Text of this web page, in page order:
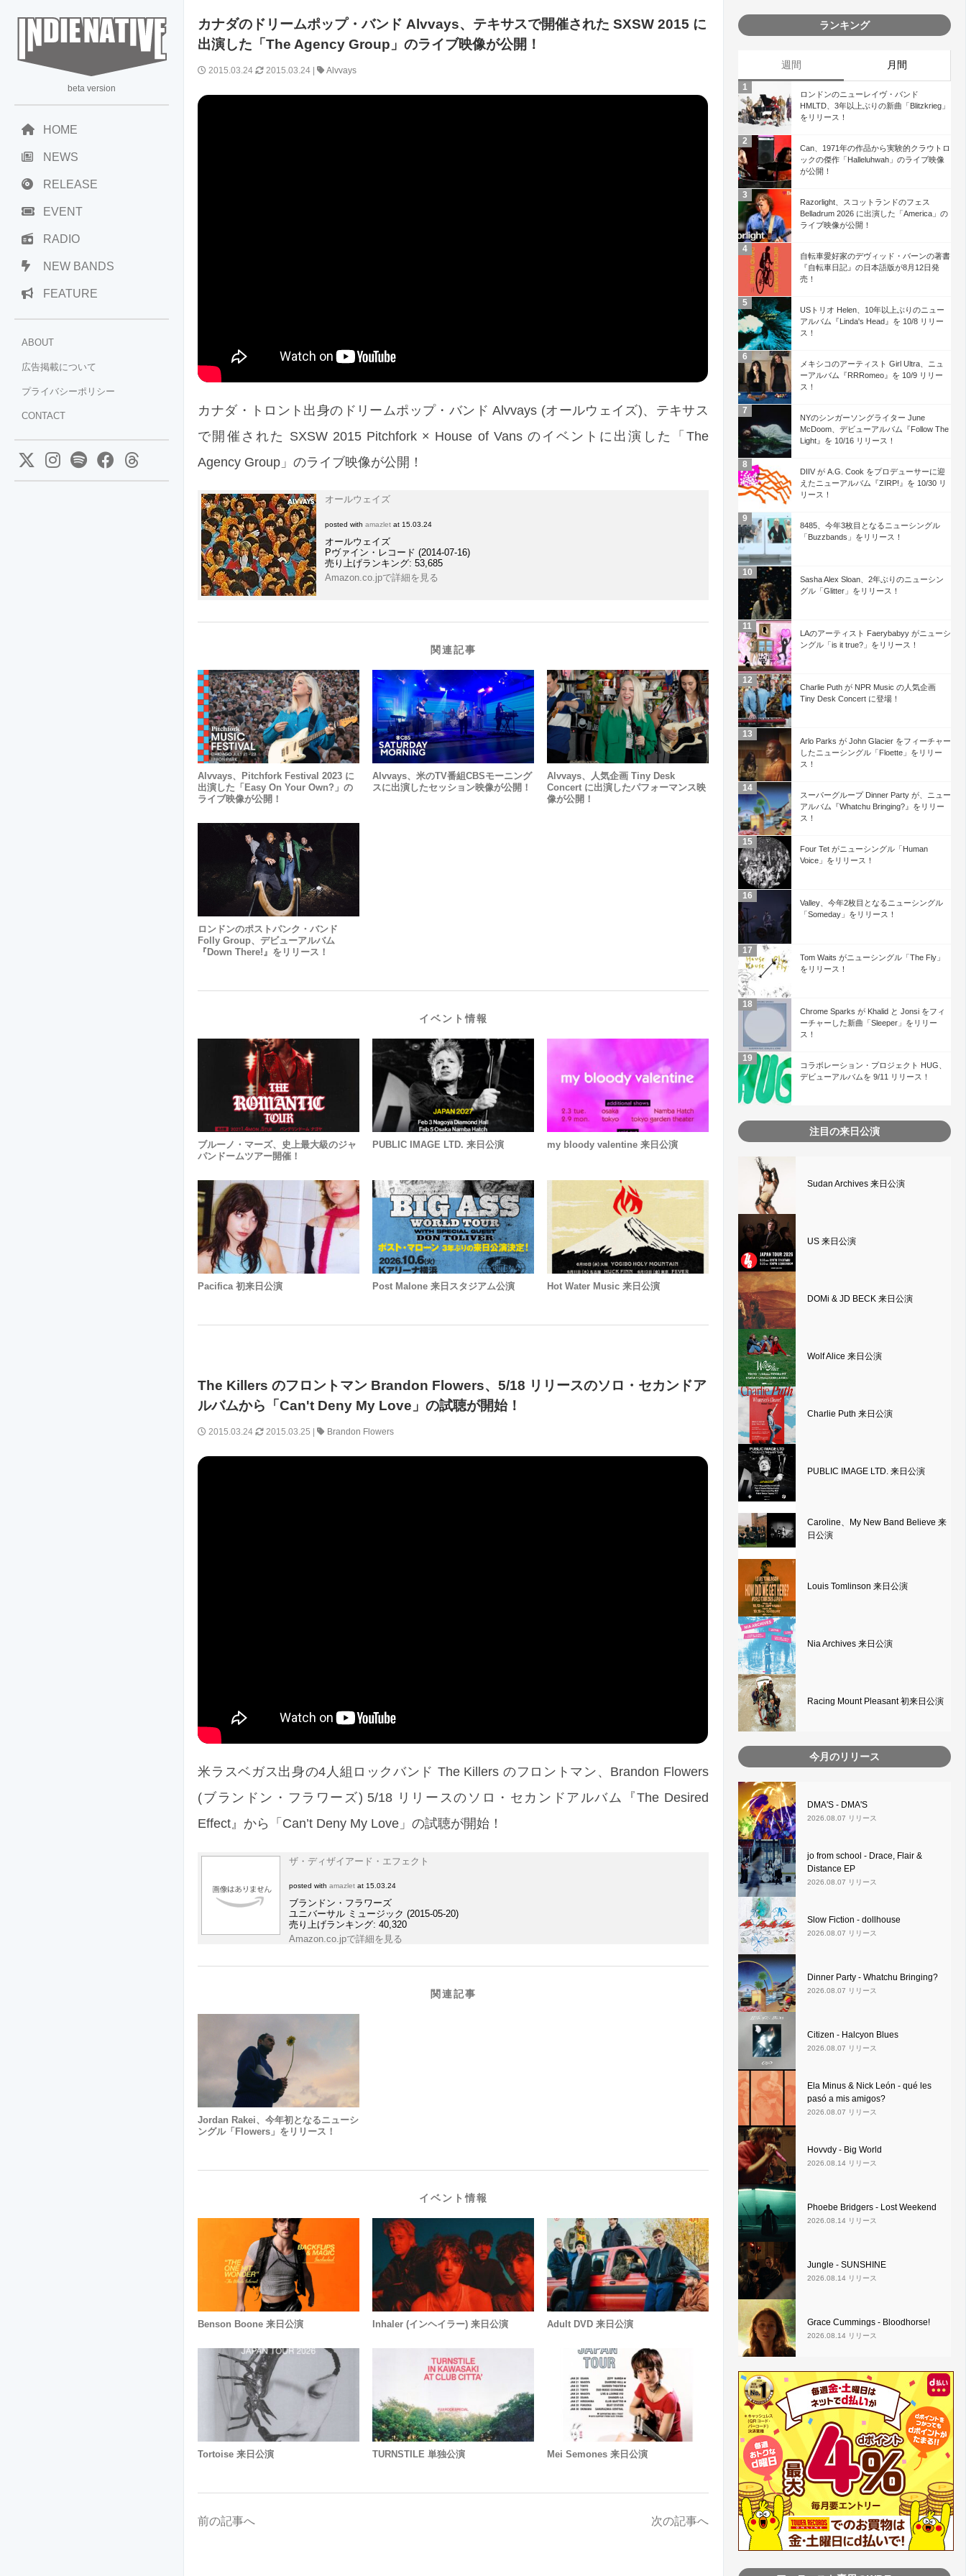
beta version
HOME
NEWS
RELEASE
EVENT
RADIO
NEW BANDS
FEATURE
ABOUT
広告掲載について
プライバシーポリシー
CONTACT
カナダのドリームポップ・バンド Alvvays、テキサスで開催された SXSW 2015 に
出演した「The Agency Group」のライブ映像が公開！
2015.03.24 2015.03.24 | Alvvays
カナダ・トロント出身のドリームポップ・バンド Alvvays (オールウェイズ)、テキサス
で開催された SXSW 2015 Pitchfork × House of Vans のイベントに出演した「The
Agency Group」のライブ映像が公開！
オールウェイズ
posted withamazlet at 15.03.24
オールウェイズ
Pヴァイン・レコード (2014-07-16)
売り上げランキング: 53,685
Amazon.co.jpで詳細を見る
関連記事
Alvvays、Pitchfork Festival 2023 に
出演した「Easy On Your Own?」の
ライブ映像が公開！
Alvvays、米のTV番組CBSモーニング
スに出演したセッション映像が公開！
Alvvays、人気企画 Tiny Desk
Concert に出演したパフォーマンス映
像が公開！
ロンドンのポストパンク・バンド
Folly Group、デビューアルバム
『Down There!』をリリース！
イベント情報
ブルーノ・マーズ、史上最大級のジャ
パンドームツアー開催！
PUBLIC IMAGE LTD. 来日公演 my bloody valentine 来日公演
Pacifica 初来日公演 Post Malone 来日スタジアム公演 Hot Water Music 来日公演
The Killers のフロントマン Brandon Flowers、5/18 リリースのソロ・セカンドア
ルバムから「Can't Deny My Love」の試聴が開始！
2015.03.24 2015.03.25 | Brandon Flowers
米ラスベガス出身の4人組ロックバンド The Killers のフロントマン、Brandon Flowers
(ブランドン・フラワーズ) 5/18 リリースのソロ・セカンドアルバム『The Desired
Effect』から「Can’t Deny My Love」の試聴が開始！
ザ・ディザイアード・エフェクト
posted withamazlet at 15.03.24
ブランドン・フラワーズ
ユニバーサル ミュージック (2015-05-20)
売り上げランキング: 40,320
Amazon.co.jpで詳細を見る
関連記事
Jordan Rakei、今年初となるニューシ
ングル「Flowers」をリリース！
イベント情報
Benson Boone 来日公演 Inhaler (インヘイラー) 来日公演 Adult DVD 来日公演
Tortoise 来日公演 TURNSTILE 単独公演 Mei Semones 来日公演
前の記事へ 次の記事へ
ランキング
週間 月間
ロンドンのニューレイヴ・バンド
HMLTD、3年以上ぶりの新曲「Blitzkrieg」
をリリース！
Can、1971年の作品から実験的クラウトロ
ックの傑作「Halleluhwah」のライブ映像
が公開！
Razorlight、スコットランドのフェス
Belladrum 2026 に出演した「America」の
ライブ映像が公開！
自転車愛好家のデヴィッド・バーンの著書
『自転車日記』の日本語版が8月12日発
売！
USトリオ Helen、10年以上ぶりのニュー
アルバム『Linda's Head』を 10/8 リリー
ス！
メキシコのアーティスト Girl Ultra、ニュ
ーアルバム『RRRomeo』を 10/9 リリー
ス！
NYのシンガーソングライター June
McDoom、デビューアルバム『Follow The
Light』を 10/16 リリース！
DIIV が A.G. Cook をプロデューサーに迎
えたニューアルバム『ZIRP!』を 10/30 リ
リース！
8485、今年3枚目となるニューシングル
「Buzzbands」をリリース！
Sasha Alex Sloan、2年ぶりのニューシン
グル「Glitter」をリリース！
LAのアーティスト Faerybabyy がニューシ
ングル「is it true?」をリリース！
Charlie Puth が NPR Music の人気企画
Tiny Desk Concert に登場！
Arlo Parks が John Glacier をフィーチャー
したニューシングル「Floette」をリリー
ス！
スーパーグループ Dinner Party が、ニュー
アルバム『Whatchu Bringing?』をリリー
ス！
Four Tet がニューシングル「Human
Voice」をリリース！
Valley、今年2枚目となるニューシングル
「Someday」をリリース！
Tom Waits がニューシングル「The Fly」
をリリース！
Chrome Sparks が Khalid と Jonsi をフィ
ーチャーした新曲「Sleeper」をリリー
ス！
コラボレーション・プロジェクト HUG、
デビューアルバムを 9/11 リリース！
注目の来日公演
Sudan Archives 来日公演
US 来日公演
DOMi & JD BECK 来日公演
Wolf Alice 来日公演
Charlie Puth 来日公演
PUBLIC IMAGE LTD. 来日公演
Caroline、My New Band Believe 来
日公演
Louis Tomlinson 来日公演
Nia Archives 来日公演
Racing Mount Pleasant 初来日公演
今月のリリース
DMA'S - DMA'S
2026.08.07 リリース
jo from school - Drace, Flair &
Distance EP
2026.08.07 リリース
Slow Fiction - dollhouse
2026.08.07 リリース
Dinner Party - Whatchu Bringing?
2026.08.07 リリース
Citizen - Halcyon Blues
2026.08.07 リリース
Ela Minus & Nick León - qué les
pasó a mis amigos?
2026.08.07 リリース
Hovvdy - Big World
2026.08.14 リリース
Phoebe Bridgers - Lost Weekend
2026.08.14 リリース
Jungle - SUNSHINE
2026.08.14 リリース
Grace Cummings - Bloodhorse!
2026.08.14 リリース